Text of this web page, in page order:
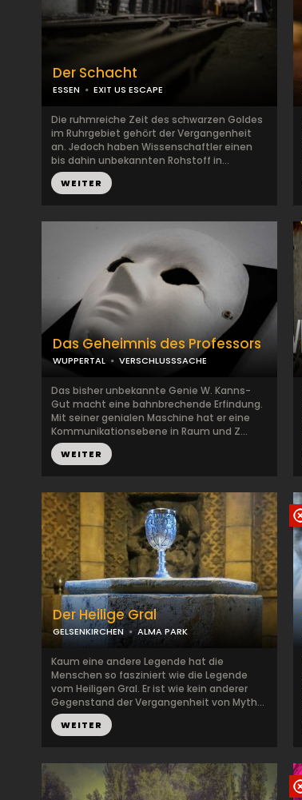
Der Schacht
ESSEN EXIT US ESCAPE
Die ruhmreiche Zeit des schwarzen Goldes
im Ruhrgebiet gehört der Vergangenheit
an. Jedoch haben Wissenschaftler einen
bis dahin unbekannten Rohstoff in...
WEITER
Das Geheimnis des Professors
WUPPERTAL VERSCHLUSSSACHE
Das bisher unbekannte Genie W. Kanns-
Gut macht eine bahn­brechende Erfindung.
Mit seiner genialen Maschine hat er eine
Kommunikationsebene in Raum und Z...
WEITER
Der Heilige Gral
GELSENKIRCHEN ALMA PARK
Kaum eine andere Legende hat die
Menschen so fasziniert wie die Legende
vom Heiligen Gral. Er ist wie kein anderer
Gegenstand der Vergangenheit von Myth...
WEITER